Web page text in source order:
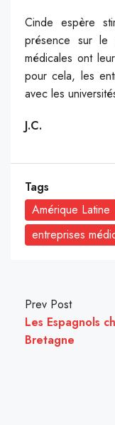
Cinde espère
présence sur le
médicales ont
pour cela, les
avec les
J.C.
Tags
Amérique Latine
entreprises
Prev Post
Les Espagnols
Bretagne